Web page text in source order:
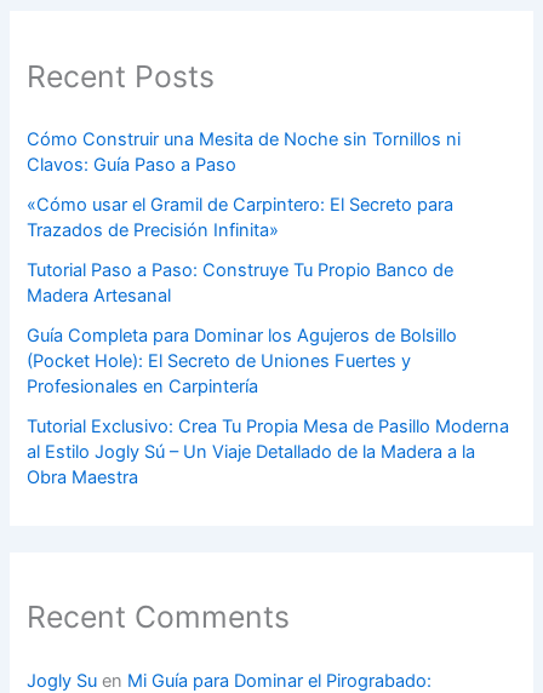
Recent Posts
Cómo Construir una Mesita de Noche sin Tornillos ni
Clavos: Guía Paso a Paso
«Cómo usar el Gramil de Carpintero: El Secreto para
Trazados de Precisión Infinita»
Tutorial Paso a Paso: Construye Tu Propio Banco de
Madera Artesanal
Guía Completa para Dominar los Agujeros de Bolsillo
(Pocket Hole): El Secreto de Uniones Fuertes y
Profesionales en Carpintería
Tutorial Exclusivo: Crea Tu Propia Mesa de Pasillo Moderna
al Estilo Jogly Sú – Un Viaje Detallado de la Madera a la
Obra Maestra
Recent Comments
Jogly Su en Mi Guía para Dominar el Pirograbado: